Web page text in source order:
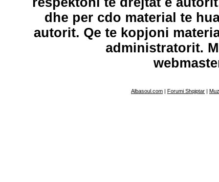
dhe per cdo material te
autorit. Qe te kopjoni
administratorit.
Albasoul.com | Forumi Shqiptar |